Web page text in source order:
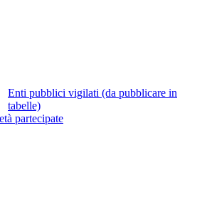
Enti pubblici vigilati (da pubblicare in
tabelle)
partecipate